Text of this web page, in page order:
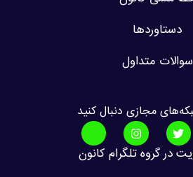
دستاوردها
سوالات متداول
مجازی دنبال کنید
در گروه تلگرام کانون